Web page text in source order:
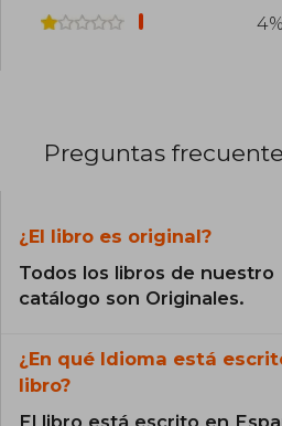
Preguntas
¿El libro es original?
Todos los libros de nuestro
catálogo son Originales.
¿En qué Idioma está
libro?
El libro está escrito en